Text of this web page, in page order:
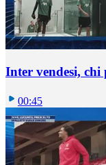
Inter vendesi, chi
00:45